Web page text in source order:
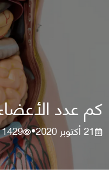
كم عدد
21 أكتوبر 2020 •
1429